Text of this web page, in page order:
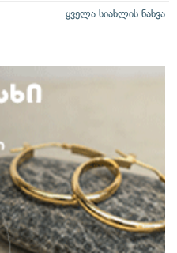
ყველა სიახლის ნახვა